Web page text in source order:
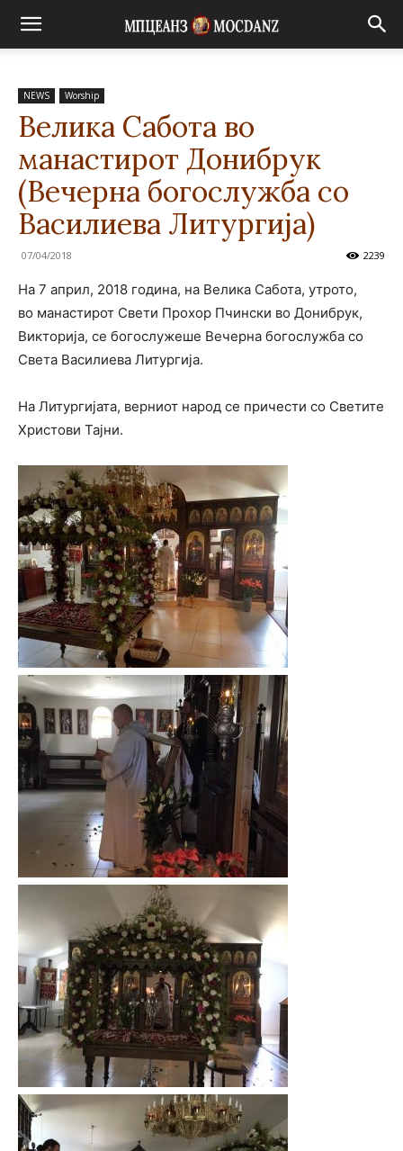
NEWS Worship
Велика Сабота во
манастирот Донибрук
(Вечерна богослужба со
Василиева Литургија)
07/04/2018 2239
На 7 април, 2018 година, на Велика Сабота, утрото,
во манастирот Свети Прохор Пчински во Донибрук,
Викторија, се богослужеше Вечерна богослужба со
Света Василиева Литургија.
На Литургијата, верниот народ се причести со Светите
Христови Тајни.